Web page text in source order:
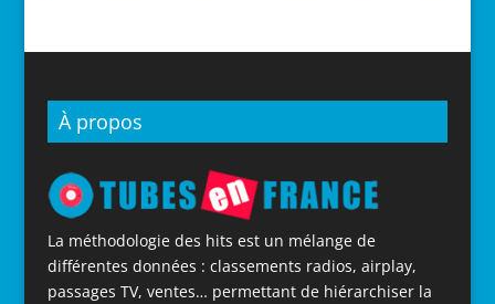
À propos
La méthodologie des hits est un mélange de
différentes données : classements radios, airplay,
passages TV, ventes… permettant de hiérarchiser la